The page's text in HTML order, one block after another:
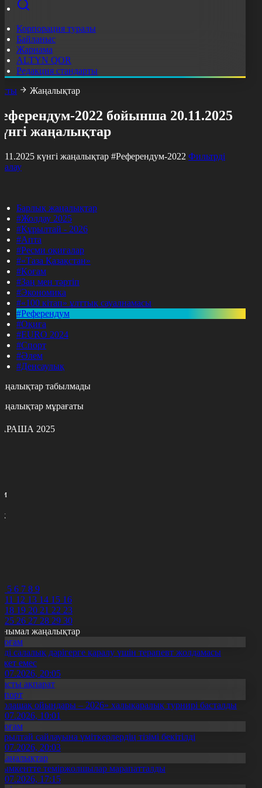
Корпорация туралы
Байланыс
Жарнама
ALTYN QOR
Редакция стандарты
Жаңалықтар
2022 бойынша 20.11.2025
жаңалықтар
күнгі жаңалықтар #Референдум-2022 Фильтрді
Барлық жаңалықтар
#Жолдау 2025
#Құрылтай - 2026
#Апта
#Ресми оқиғалар
#«Таза Қазақстан»
#Қоғам
#Заң мен тәртіп
#Экономика
#«100 кітап» ұлттық сауалнамасы
#Референдум
#Оқиға
#EURO 2024
#Спорт
#Әлем
#Денсаулық
табылмады
мұрағаты
2025
5 6 7 8 9
11 12 13 14 15 16
18 19 20 21 22 23
25 26 27 28 29 30
жаңалықтар
салалық дәрігерге қаралу үшін терапевт жолдамасы
емес
20:05
ақпарат
ойындары – 2026» халықаралық турнирі басталды
10:01
сайлауына үміткерлердің тізімі бекітілді
20:03
теміржолшылар марапатталды
17:15